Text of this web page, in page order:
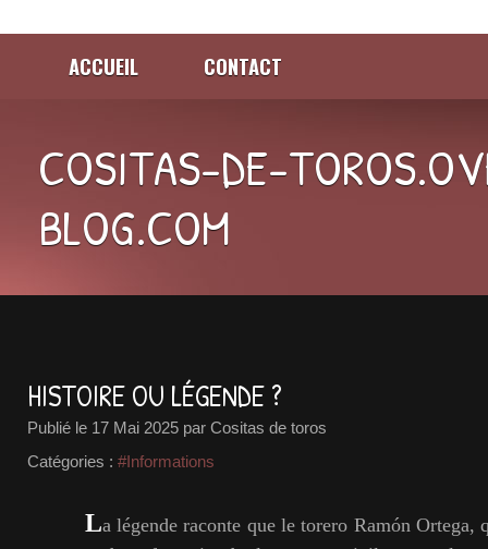
ACCUEIL CONTACT
COSITAS-DE-
BLOG.COM
HISTOIRE OU LÉGENDE ?
Publié le 17 Mai 2025 par Cositas de toros
Catégories : #Informations
La légende raconte que le torero Ramón Ortega,